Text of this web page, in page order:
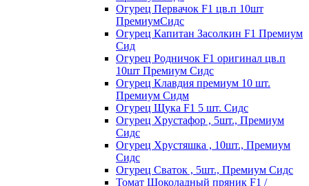
Огурец Первачок F1 цв.п 10шт
ПремиумСидс
Огурец Капитан Засолкин F1 Премиум
Сид
Огурец Родничок F1 оригинал цв.п
10шт Премиум Сидс
Огурец Клавдия премиум 10 шт.
Премиум Сидм
Огурец Щука F1 5 шт. Сидс
Огурец Хрустафор , 5шт., Премиум
Сидс
Огурец Хрустяшка , 10шт., Премиум
Сидс
Огурец Сваток , 5шт., Премиум Сидс
Томат Шоколадный пряник F1 /